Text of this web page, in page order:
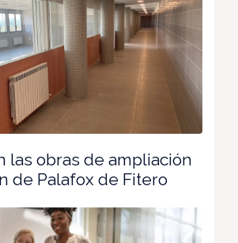
las obras de ampliación
de Palafox de Fitero